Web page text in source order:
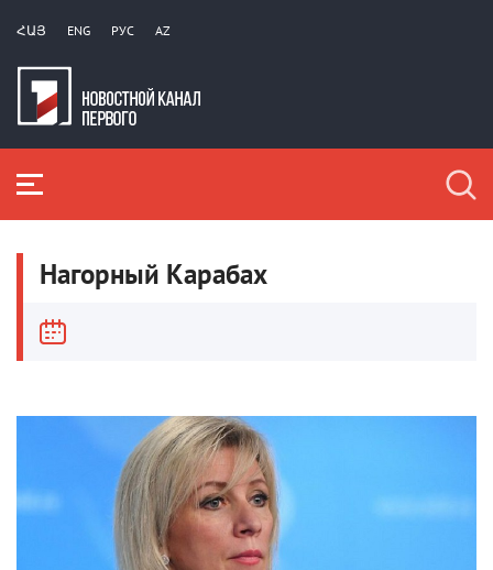
ՀԱՅ ENG РУС AZ
Нагорный Карабах